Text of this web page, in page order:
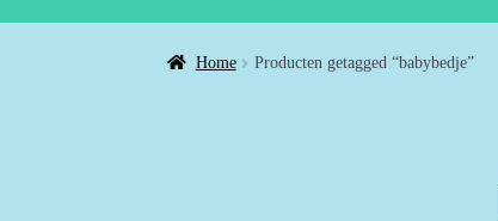
Home Producten getagged “babybedje”